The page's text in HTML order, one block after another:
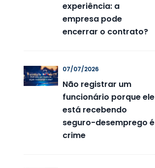
experiência: a
empresa pode
encerrar o contrato?
07/07/2026
Não registrar um
funcionário porque ele
está recebendo
seguro-desemprego é
crime